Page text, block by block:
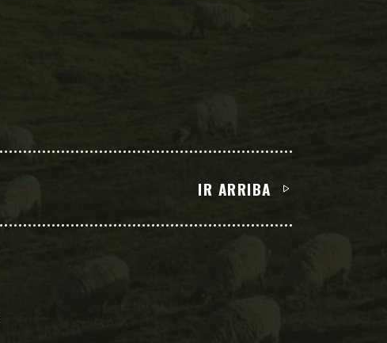
IR ARRIBA